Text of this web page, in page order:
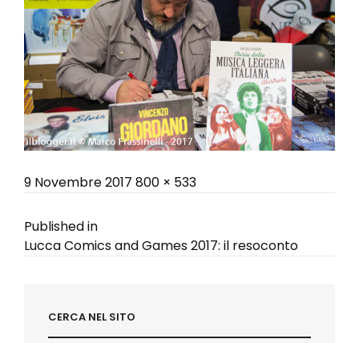
Posted
9 Novembre 2017 Full
800 × 533
Navigazione
Published in
Lucca Comics and Games 2017: il resoconto
CERCA NEL SITO